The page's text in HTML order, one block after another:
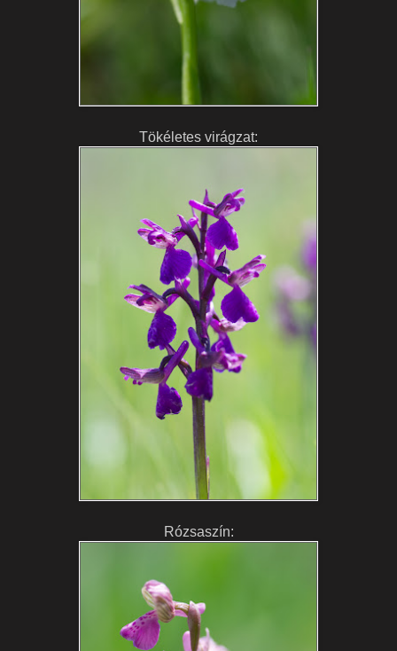
Tökéletes virágzat:
Rózsaszín: